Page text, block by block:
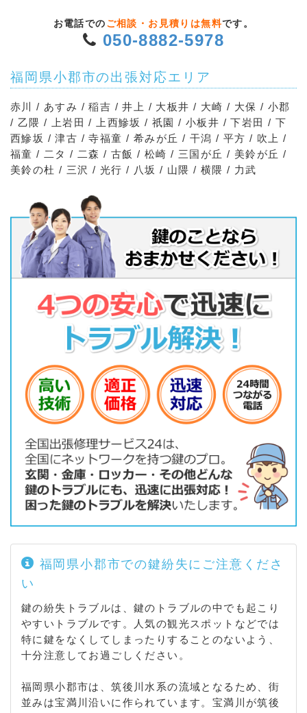
お電話での ご相談・お見積りは無料です。
050-8882-5978
福岡県小郡市の出張対応エリア
赤川 / あすみ / 稲吉 / 井上 / 大板井 / 大崎 / 大保 / 小郡
/ 乙隈 / 上岩田 / 上西鰺坂 / 祇園 / 小板井 / 下岩田 / 下
西鰺坂 / 津古 / 寺福童 / 希みが丘 / 干潟 / 平方 / 吹上 /
福童 / 二タ / 二森 / 古飯 / 松崎 / 三国が丘 / 美鈴が丘 /
美鈴の杜 / 三沢 / 光行 / 八坂 / 山隈 / 横隈 / 力武
福岡県小郡市での鍵紛失にご注意くださ
い
鍵の紛失トラブルは、鍵のトラブルの中でも起こり
やすいトラブルです。人気の観光スポットなどでは
特に鍵をなくしてしまったりすることのないよう、
十分注意してお過ごしください。
福岡県小郡市は、筑後川水系の流域となるため、街
並みは宝満川沿いに作られています。宝満川が筑後